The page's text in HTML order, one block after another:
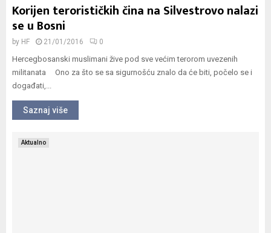
Korijen terorističkih čina na Silvestrovo nalazi
se u Bosni
by HF 21/01/2016 0
Hercegbosanski muslimani žive pod sve većim terorom uvezenih
militanata Ono za što se sa sigurnošću znalo da će biti, počelo se i
događati,...
Saznaj više
Aktualno